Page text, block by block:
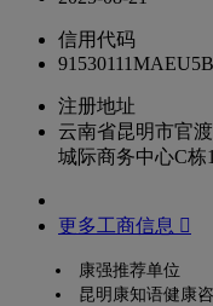
信用代码
注册地址
云南省昆明市官
城际商务中心C栋
更多工商信息 
康强推荐单位
昆明康知语健康